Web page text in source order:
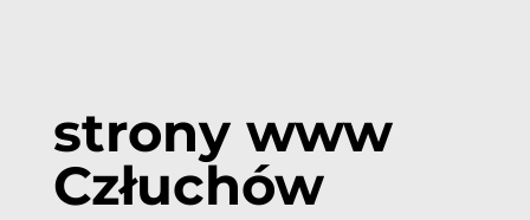
strony www
Człuchów